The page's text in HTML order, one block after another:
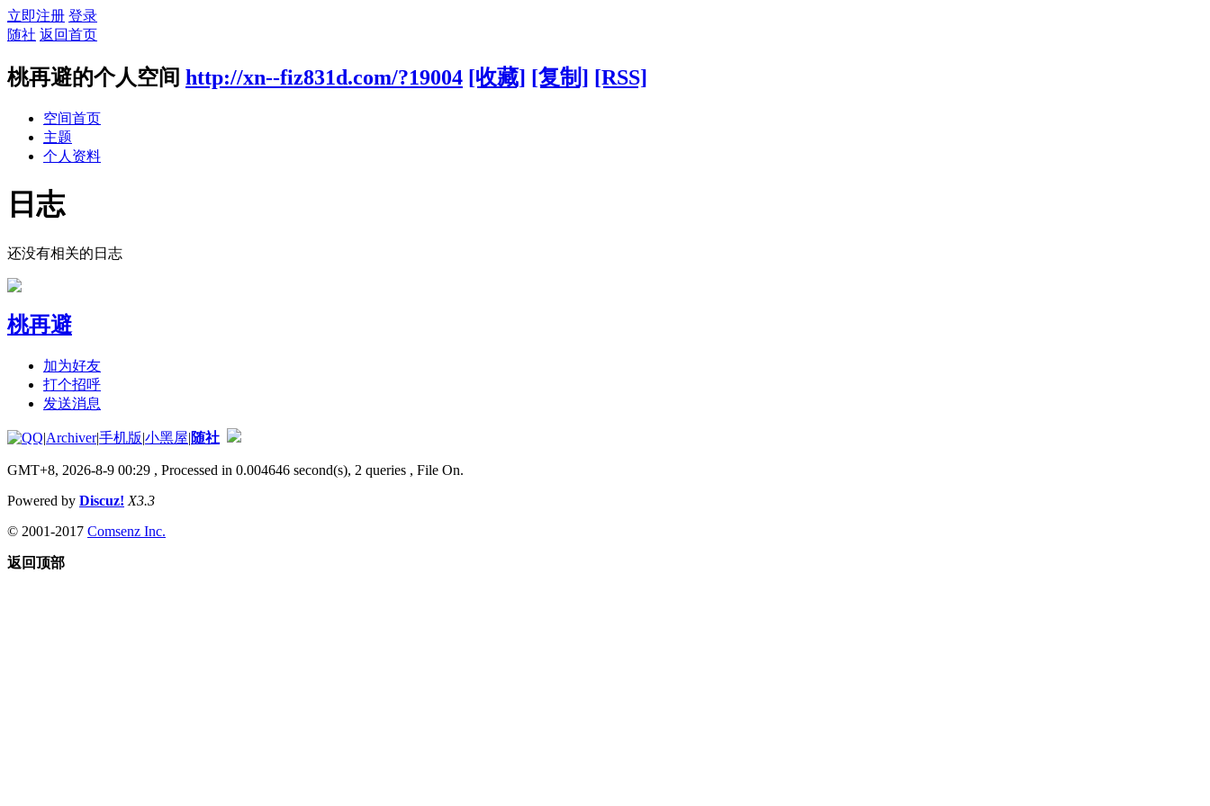
立即注册 登录
随社 返回首页
桃再避的个人空间 http://xn--fiz831d.com/?19004 [收藏] [复制] [RSS]
空间首页
主题
个人资料
日志
还没有相关的日志
桃再避
加为好友
打个招呼
发送消息
|Archiver|手机版|小黑屋|随社
GMT+8, 2026-8-9 00:29 , Processed in 0.004646 second(s), 2 queries , File On.
Powered by Discuz! X3.3
© 2001-2017 Comsenz Inc.
返回顶部